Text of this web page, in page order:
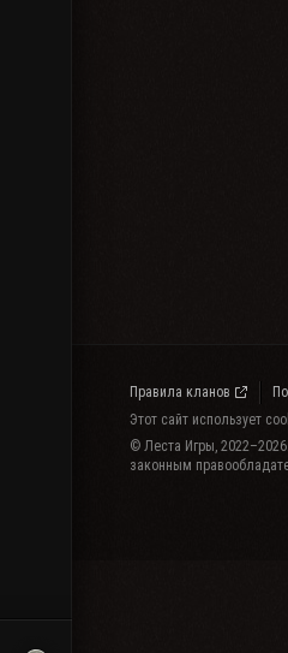
Правила кланов
Этот сайт использует
© Леста Игры,
законным